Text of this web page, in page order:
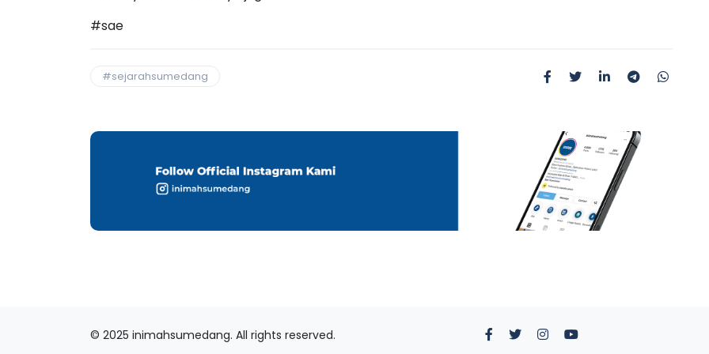
#sae
#sejarahsumedang
© 2025 inimahsumedang. All rights reserved.